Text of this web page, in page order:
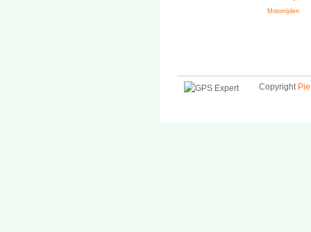
Motorrijden
Copyright